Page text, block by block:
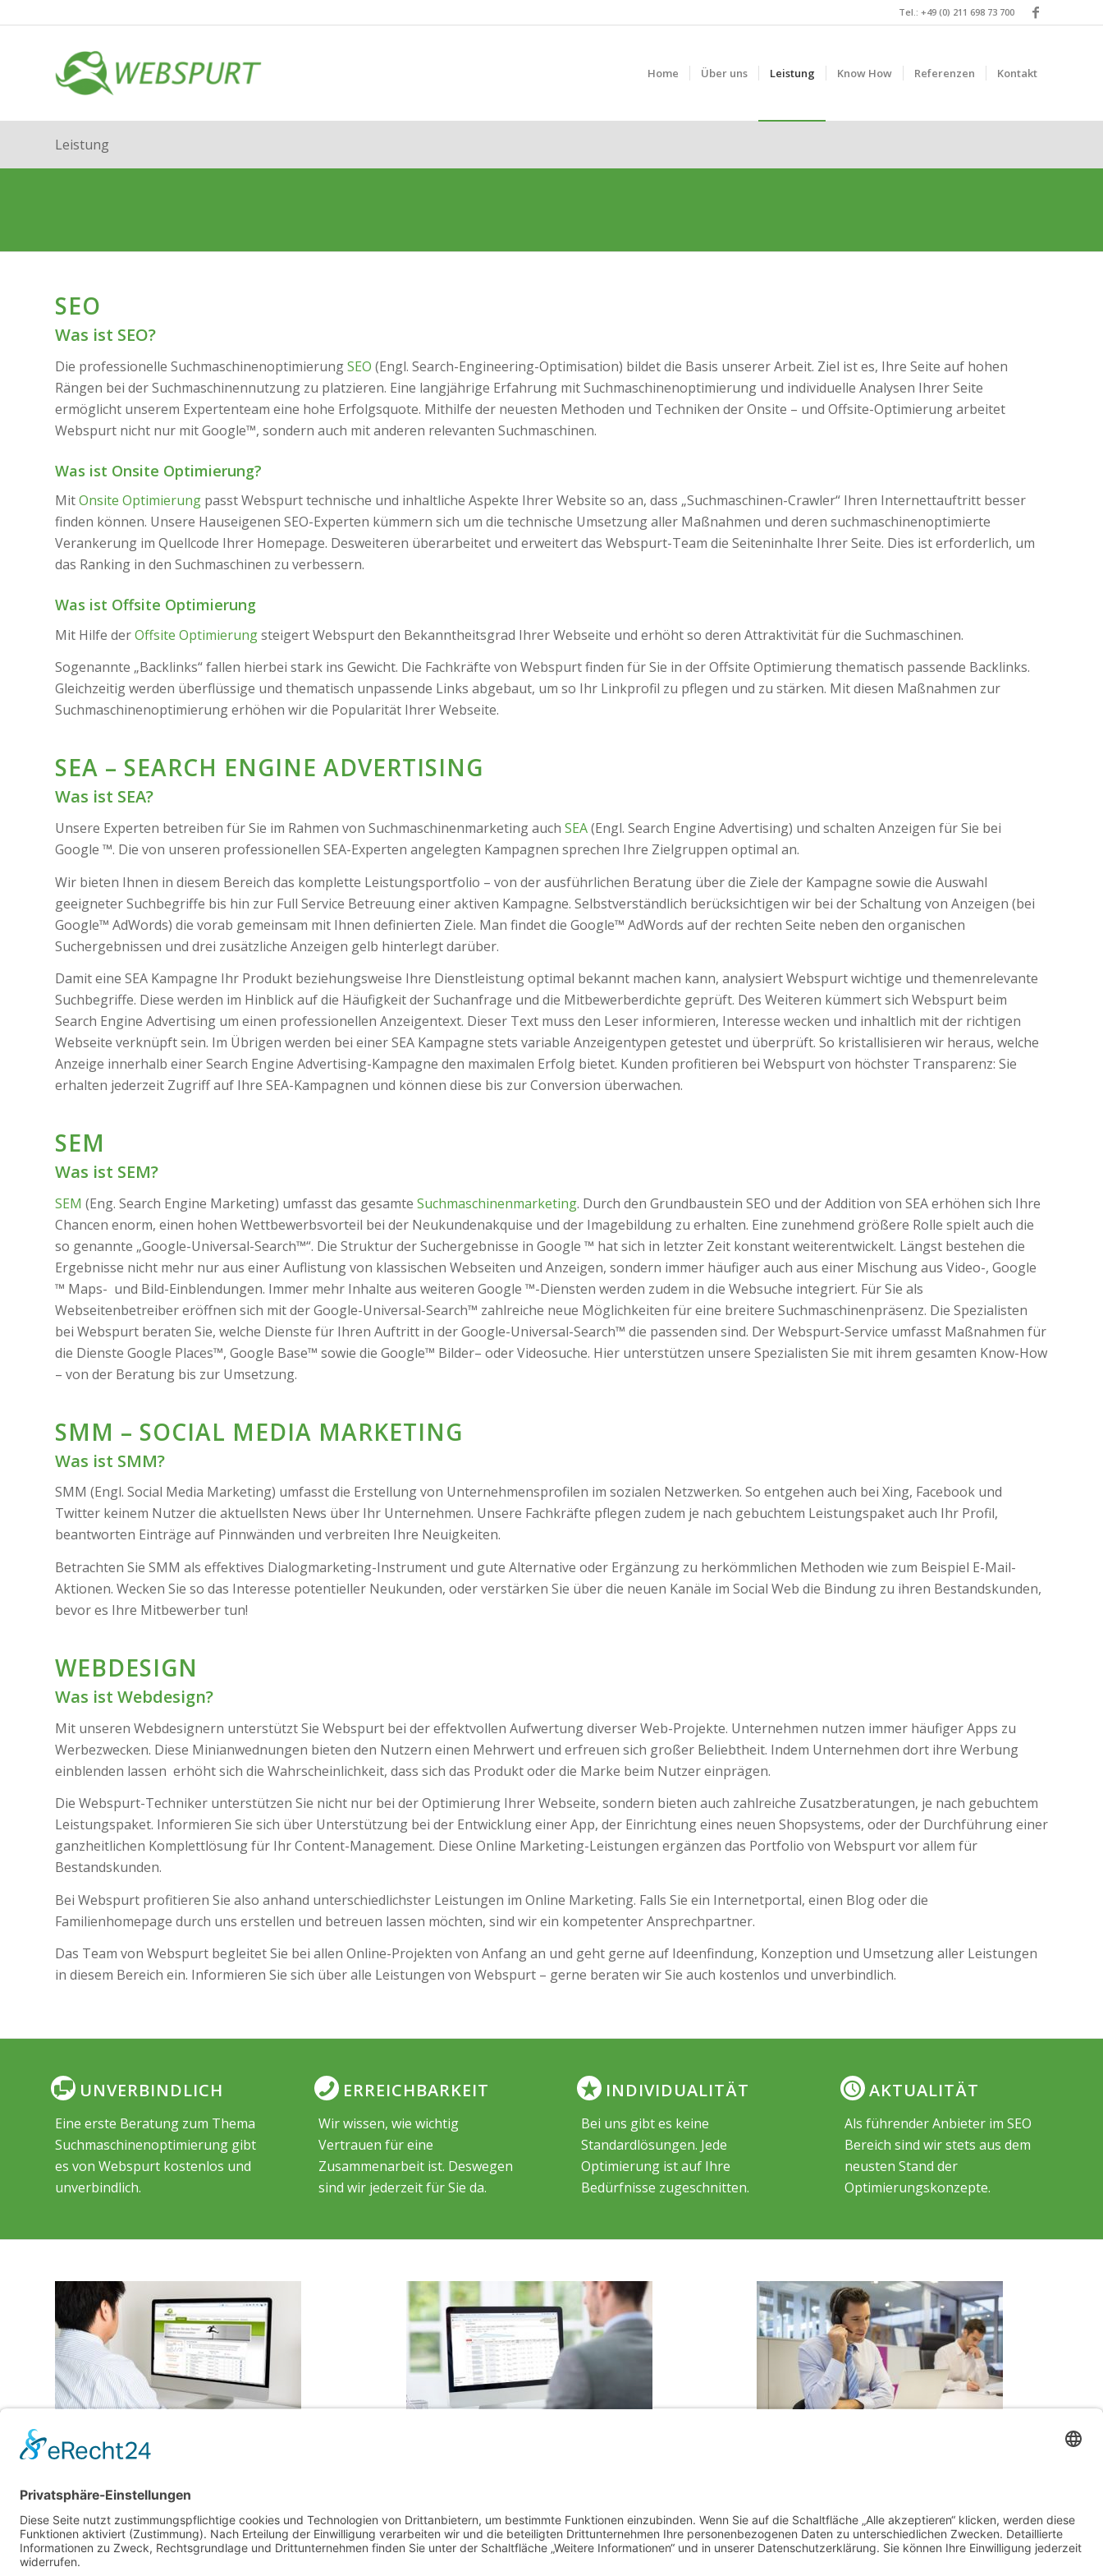
Tel.: +49 (0) 211 698 73 700
Home Über uns Leistung Know How Referenzen Kontakt
Leistung
SEO
Was ist SEO?
Die professionelle SuchmaschinenoptimierungSEO (Engl. Search-Engineering-Optimisation) bildet die Basis unserer Arbeit. Ziel ist es, Ihre Seite auf hohen
Rängen bei der Suchmaschinennutzung zu platzieren. Eine langjährige Erfahrung mit Suchmaschinenoptimierung und individuelle Analysen Ihrer Seite
ermöglicht unserem Expertenteam eine hohe Erfolgsquote. Mithilfe der neuesten Methoden und Techniken der Onsite – und Offsite-Optimierung arbeitet
Webspurt nicht nur mit Google™, sondern auch mit anderen relevanten Suchmaschinen.
Was ist Onsite Optimierung?
MitOnsite Optimierung passt Webspurt technische und inhaltliche Aspekte Ihrer Website so an, dass „Suchmaschinen-Crawler“ Ihren Internettauftritt besser
finden können. Unsere Hauseigenen SEO-Experten kümmern sich um die technische Umsetzung aller Maßnahmen und deren suchmaschinenoptimierte
Verankerung im Quellcode Ihrer Homepage. Desweiteren überarbeitet und erweitert das Webspurt-Team die Seiteninhalte Ihrer Seite. Dies ist erforderlich, um
das Ranking in den Suchmaschinen zu verbessern.
Was ist Offsite Optimierung
Mit Hilfe derOffsite Optimierungsteigert Webspurt den Bekanntheitsgrad Ihrer Webseite und erhöht so deren Attraktivität für die Suchmaschinen.
Sogenannte „Backlinks“ fallen hierbei stark ins Gewicht. Die Fachkräfte von Webspurt finden für Sie in der Offsite Optimierung thematisch passende Backlinks.
Gleichzeitig werden überflüssige und thematisch unpassende Links abgebaut, um so Ihr Linkprofil zu pflegen und zu stärken. Mit diesen Maßnahmen zur
Suchmaschinenoptimierung erhöhen wir die Popularität Ihrer Webseite.
SEA – SEARCH ENGINE ADVERTISING
Was ist SEA?
Unsere Experten betreiben für Sie im Rahmen von Suchmaschinenmarketing auch SEA(Engl. Search Engine Advertising) und schalten Anzeigen für Sie bei
Google ™. Die von unseren professionellen SEA-Experten angelegten Kampagnen sprechen Ihre Zielgruppen optimal an.
Wir bieten Ihnen in diesem Bereich das komplette Leistungsportfolio – von der ausführlichen Beratung über die Ziele der Kampagne sowie die Auswahl
geeigneter Suchbegriffe bis hin zur Full Service Betreuung einer aktiven Kampagne. Selbstverständlich berücksichtigen wir bei der Schaltung von Anzeigen (bei
Google™ AdWords) die vorab gemeinsam mit Ihnen definierten Ziele. Man findet die Google™ AdWords auf der rechten Seite neben den organischen
Suchergebnissen und drei zusätzliche Anzeigen gelb hinterlegt darüber.
Damit eine SEA Kampagne Ihr Produkt beziehungsweise Ihre Dienstleistung optimal bekannt machen kann, analysiert Webspurt wichtige und themenrelevante
Suchbegriffe. Diese werden im Hinblick auf die Häufigkeit der Suchanfrage und die Mitbewerberdichte geprüft. Des Weiteren kümmert sich Webspurt beim
Search Engine Advertising um einen professionellen Anzeigentext. Dieser Text muss den Leser informieren, Interesse wecken und inhaltlich mit der richtigen
Webseite verknüpft sein. Im Übrigen werden bei einer SEA Kampagne stets variable Anzeigentypen getestet und überprüft. So kristallisieren wir heraus, welche
Anzeige innerhalb einer Search Engine Advertising-Kampagne den maximalen Erfolg bietet. Kunden profitieren bei Webspurt von höchster Transparenz: Sie
erhalten jederzeit Zugriff auf Ihre SEA-Kampagnen und können diese bis zur Conversion überwachen.
SEM
Was ist SEM?
SEM (Eng. Search Engine Marketing) umfasst das gesamte Suchmaschinenmarketing. Durch den Grundbaustein SEO und der Addition von SEA erhöhen sich Ihre
Chancen enorm, einen hohen Wettbewerbsvorteil bei der Neukundenakquise und der Imagebildung zu erhalten. Eine zunehmend größere Rolle spielt auch die
so genannte „Google-Universal-Search™“. Die Struktur der Suchergebnisse in Google ™ hat sich in letzter Zeit konstant weiterentwickelt. Längst bestehen die
Ergebnisse nicht mehr nur aus einer Auflistung von klassischen Webseiten und Anzeigen, sondern immer häufiger auch aus einer Mischung aus Video-, Google
™ Maps- und Bild-Einblendungen. Immer mehr Inhalte aus weiteren Google ™-Diensten werden zudem in die Websuche integriert. Für Sie als
Webseitenbetreiber eröffnen sich mit der Google-Universal-Search™ zahlreiche neue Möglichkeiten für eine breitere Suchmaschinenpräsenz. Die Spezialisten
bei Webspurt beraten Sie, welche Dienste für Ihren Auftritt in der Google-Universal-Search™ die passenden sind. Der Webspurt-Service umfasst Maßnahmen für
die Dienste Google Places™, Google Base™ sowie die Google™ Bilder– oder Videosuche. Hier unterstützen unsere Spezialisten Sie mit ihrem gesamten Know-How
– von der Beratung bis zur Umsetzung.
SMM – SOCIAL MEDIA MARKETING
Was ist SMM?
SMM (Engl. Social Media Marketing) umfasst die Erstellung von Unternehmensprofilen im sozialen Netzwerken. So entgehen auch bei Xing, Facebook und
Twitter keinem Nutzer die aktuellsten News über Ihr Unternehmen. Unsere Fachkräfte pflegen zudem je nach gebuchtem Leistungspaket auch Ihr Profil,
beantworten Einträge auf Pinnwänden und verbreiten Ihre Neuigkeiten.
Betrachten Sie SMM als effektives Dialogmarketing-Instrument und gute Alternative oder Ergänzung zu herkömmlichen Methoden wie zum Beispiel E-Mail-
Aktionen. Wecken Sie so das Interesse potentieller Neukunden, oder verstärken Sie über die neuen Kanäle im Social Web die Bindung zu ihren Bestandskunden,
bevor es Ihre Mitbewerber tun!
WEBDESIGN
Was ist Webdesign?
Mit unseren Webdesignern unterstützt Sie Webspurt bei der effektvollen Aufwertung diverser Web-Projekte. Unternehmen nutzen immer häufiger Apps zu
Werbezwecken. Diese Minianwednungen bieten den Nutzern einen Mehrwert und erfreuen sich großer Beliebtheit. Indem Unternehmen dort ihre Werbung
einblenden lassen erhöht sich die Wahrscheinlichkeit, dass sich das Produkt oder die Marke beim Nutzer einprägen.
Die Webspurt-Techniker unterstützen Sie nicht nur bei der Optimierung Ihrer Webseite, sondern bieten auch zahlreiche Zusatzberatungen, je nach gebuchtem
Leistungspaket. Informieren Sie sich über Unterstützung bei der Entwicklung einer App, der Einrichtung eines neuen Shopsystems, oder der Durchführung einer
ganzheitlichen Komplettlösung für Ihr Content-Management. Diese Online Marketing-Leistungen ergänzen das Portfolio von Webspurt vor allem für
Bestandskunden.
Bei Webspurt profitieren Sie also anhand unterschiedlichster Leistungen im Online Marketing. Falls Sie ein Internetportal, einen Blog oder die
Familienhomepage durch uns erstellen und betreuen lassen möchten, sind wir ein kompetenter Ansprechpartner.
Das Team von Webspurt begleitet Sie bei allen Online-Projekten von Anfang an und geht gerne auf Ideenfindung, Konzeption und Umsetzung aller Leistungen
in diesem Bereich ein. Informieren Sie sich über alle Leistungen von Webspurt – gerne beraten wir Sie auch kostenlos und unverbindlich.
UNVERBINDLICH
Eine erste Beratung zum Thema
Suchmaschinenoptimierung gibt
es von Webspurt kostenlos und
unverbindlich.
ERREICHBARKEIT
Wir wissen, wie wichtig
Vertrauen für eine
Zusammenarbeit ist. Deswegen
sind wir jederzeit für Sie da.
INDIVIDUALITÄT
Bei uns gibt es keine
Standardlösungen. Jede
Optimierung ist auf Ihre
Bedürfnisse zugeschnitten.
AKTUALITÄT
Als führender Anbieter im SEO
Bereich sind wir stets aus dem
neusten Stand der
Optimierungskonzepte.
SEO
Suchmaschinen stets auf den besten Positionen zu finden ist,
optimiert Webspurt Ihre Seite hinsichtlich der SEO Kriterien
(Onpage & Offpage).
Mehr Infos
überzeugendes Konzept für Ihre individuelle SEA Kampagne.
Mehr Infos
besonders wichtig. Webspurt ist jederzeit für Sie da.
Zum Kontaktformular